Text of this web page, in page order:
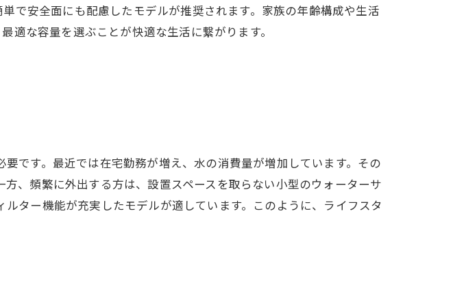
パフォーマンス
量の選び方
びでの失敗を避ける
ーサーバー容量の決定方法
選び方
めの容量選択
で注意すべき点
たらす日常の利便性
選び
で安全面にも配慮したモデルが推奨されます。家族の年齢構成や生活
適な容量を選ぶことが快適な生活に繋がります。
です。最近では在宅勤務が増え、水の消費量が増加しています。その
、頻繁に外出する方は、設置スペースを取らない小型のウォーターサ
ター機能が充実したモデルが適しています。このように、ライフスタ